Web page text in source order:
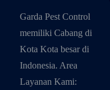
Garda Pest Control
memiliki Cabang di
Kota Kota besar di
Indonesia. Area
Layanan Kami: